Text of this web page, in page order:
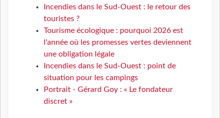
Incendies dans le Sud-Ouest : le retour des
touristes ?
Tourisme écologique : pourquoi 2026 est
l'année où les promesses vertes deviennent
une obligation légale
Incendies dans le Sud-Ouest : point de
situation pour les campings
Portrait - Gérard Goy : « Le fondateur
discret »